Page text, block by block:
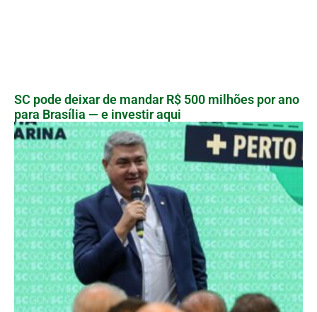
SC pode deixar de mandar R$ 500 milhões por ano
para Brasília — e investir aqui